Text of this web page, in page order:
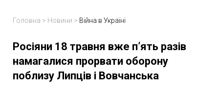
Головна > Новини > Війна в Україні
Росіяни 18 травня вже п’ять разів
намагалися прорвати оборону
поблизу Липців і Вовчанська